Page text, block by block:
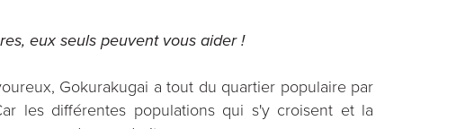
eux seuls peuvent vous aider !
Gokurakugai a tout du quartier populaire par
les différentes populations qui s'y croisent et la